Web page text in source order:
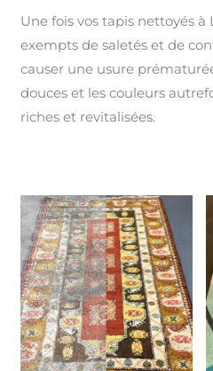
Une fois vos tapis nettoyés à
exempts de saletés et de
causer une usure
douces et les couleurs
riches et revitalisées.